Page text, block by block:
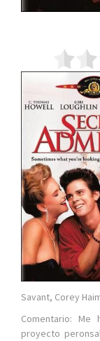
Savant, Corey
Comentario: Me
proyecto